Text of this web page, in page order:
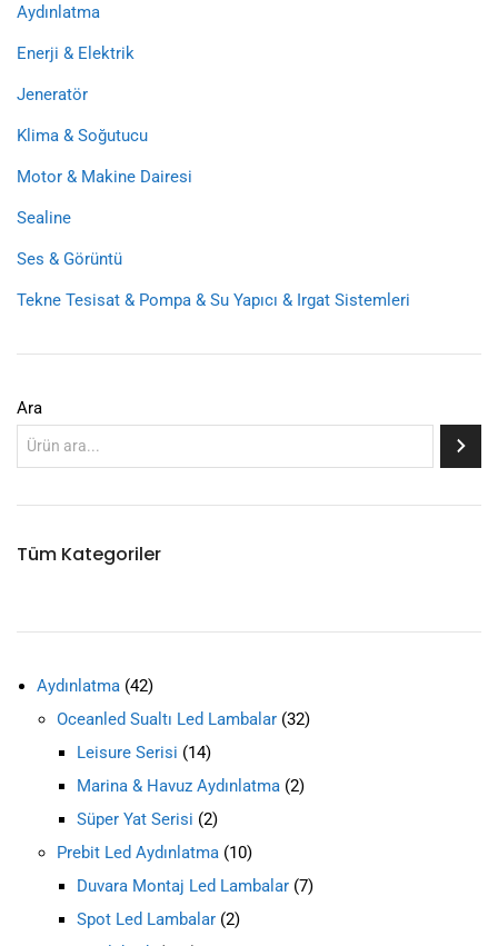
Aydınlatma
Enerji & Elektrik
Jeneratör
Klima & Soğutucu
Motor & Makine Dairesi
Sealine
Ses & Görüntü
Tekne Tesisat & Pompa & Su Yapıcı & Irgat Sistemleri
Ara
Tüm Kategoriler
Aydınlatma 42
Oceanled Sualtı Led Lambalar 32
Leisure Serisi
14
Marina & Havuz Aydınlatma 2
Süper Yat Serisi 2
Prebit Led Aydınlatma 10
Duvara Montaj Led Lambalar 7
Spot Led Lambalar 2